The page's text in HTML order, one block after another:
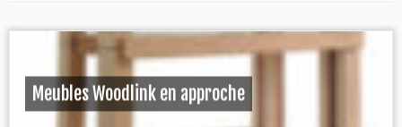
Meubles Woodlink en approche